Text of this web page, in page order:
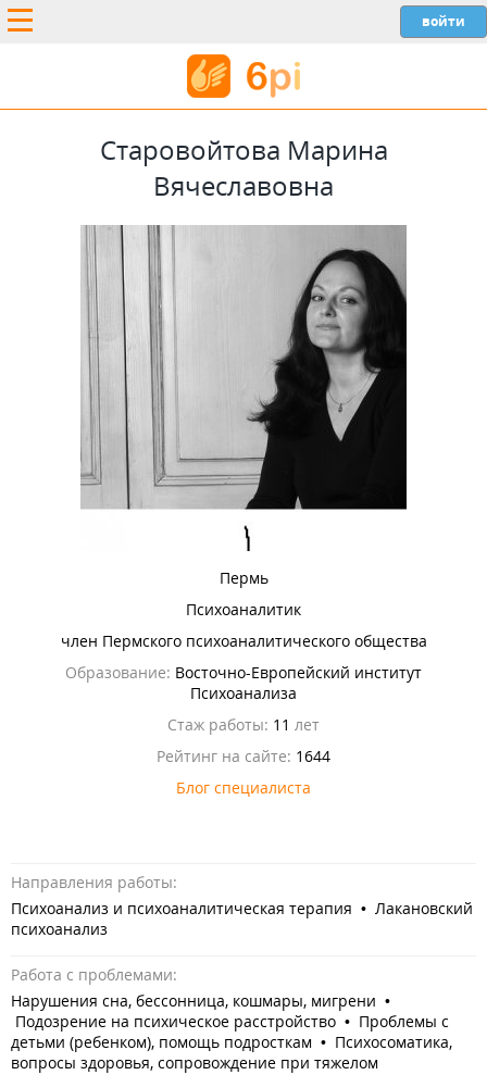
Старовойтова Марина
Вячеславовна
Пермь
Психоаналитик
член Пермского психоаналитического общества
Образование: Восточно-Европейский институт
Психоанализа
Стаж работы: 11 лет
Рейтинг на сайте: 1644
Блог специалиста
Направления работы:
Психоанализ и психоаналитическая терапия • Лакановский
психоанализ
Работа с проблемами:
Нарушения сна, бессонница, кошмары, мигрени •
Подозрение на психическое расстройство • Проблемы с
детьми (ребенком), помощь подросткам • Психосоматика,
вопросы здоровья, сопровождение при тяжелом